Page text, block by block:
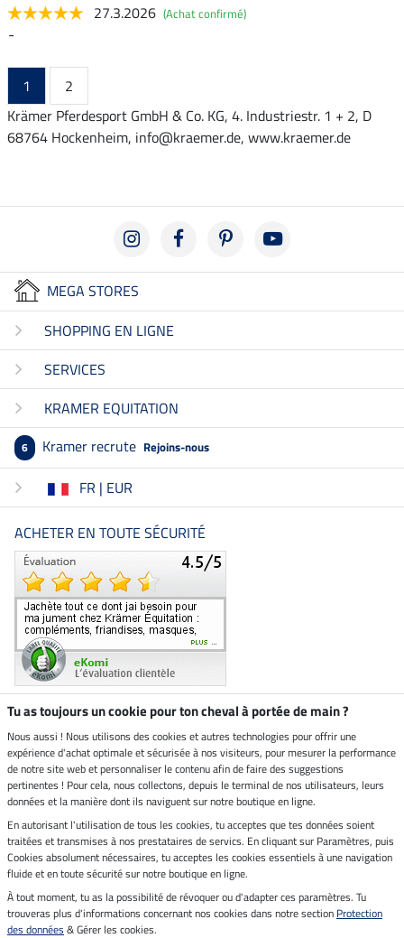
27.3.2026 (Achat confirmé)
-
1
2
Krämer Pferdesport GmbH & Co. KG, 4. Industriestr. 1 + 2, D
68764 Hockenheim, info@kraemer.de, www.kraemer.de
MEGA STORES
SHOPPING EN LIGNE
SERVICES
KRAMER EQUITATION
6 Kramer recrute Rejoins-nous
FR | EUR
ACHETER EN TOUTE SÉCURITÉ
Boutique climatiquement
neutre
Livraison par
Paiement sécurisé
Mentions légales
Tu as toujours un cookie pour ton cheval à portée de main ?
Nous aussi ! Nous utilisons des cookies et autres technologies pour offrir une
expérience d'achat optimale et sécurisée à nos visiteurs, pour mesurer la performance
de notre site web et personnaliser le contenu afin de faire des suggestions
pertinentes ! Pour cela, nous collectons, depuis le terminal de nos utilisateurs, leurs
données et la manière dont ils naviguent sur notre boutique en ligne.
En autorisant l'utilisation de tous les cookies, tu acceptes que tes données soient
traitées et transmises à nos prestataires de servics. En cliquant sur Paramètres, puis
Cookies absolument nécessaires, tu acceptes les cookies essentiels à une navigation
fluide et en toute sécurité sur notre boutique en ligne.
À tout moment, tu as la possibilité de révoquer ou d'adapter ces paramètres. Tu
trouveras plus d'informations concernant nos cookies dans notre section Protection
des données & Gérer les cookies.